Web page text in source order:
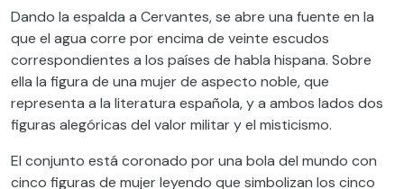
Dando la espalda a Cervantes,se abre una fuente en la
que el agua corre por encima de veinte escudos
correspondientes a los países de habla hispana. Sobre
ella la figura de una mujer de aspecto noble,que
representa a la literatura española,y a ambos lados dos
figuras alegóricas del valor militar y el misticismo.
El conjunto está coronado por una bola del mundo con
cinco figuras de mujer leyendo que simbolizan los cinco